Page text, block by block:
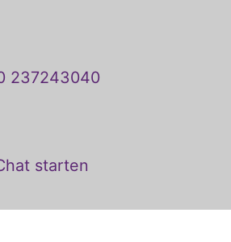
237243040
starten